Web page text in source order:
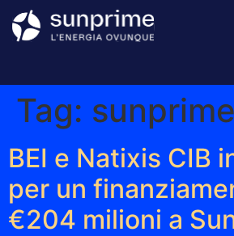
Tag: sunprime
BEI e Natixis CIB
per un
€204 milioni a